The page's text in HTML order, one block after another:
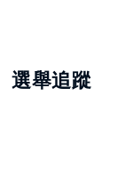
選舉追蹤